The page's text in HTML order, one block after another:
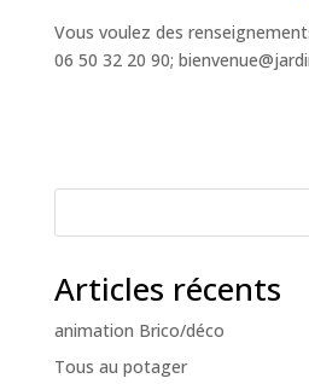
Vous voulez des
06 50 32 20 90;
Articles récents
animation Brico/déco
Tous au potager